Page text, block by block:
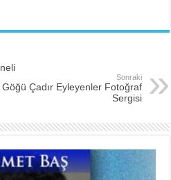
Sonraki
Göğü Çadır Eyleyenler Fotoğraf
Sergisi